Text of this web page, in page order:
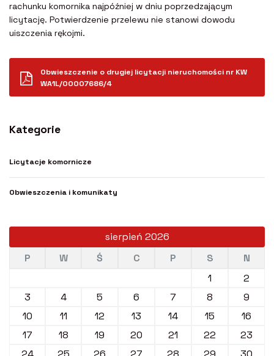
rachunku komornika najpóźniej w dniu poprzedzającym
licytację. Potwierdzenie przelewu nie stanowi dowodu
uiszczenia rękojmi.
Obwieszczenie o drugiej licytacji nieruchomości nr KW
WA1L/00007686/4
Kategorie
Licytacje komornicze
Obwieszczenia i komunikaty
sierpień 2026
P
W Ś C P S
N
1
2
3
4 5 6 7 8
9
10
11 12 13 14 15
16
17
18 19 20 21 22
23